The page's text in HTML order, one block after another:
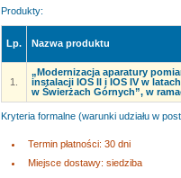
Produkty:
Lp. Nazwa produktu
1.
„Modernizacja aparatury
instalacji IOS II i IOS IV w
w Świerżach Górnych”, w
Kryteria formalne (warunki udziału w
Termin płatności: 30 dni
Miejsce dostawy: siedziba